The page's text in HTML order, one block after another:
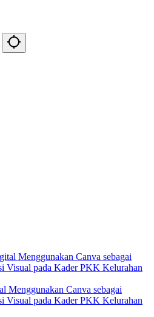
Menggunakan Canva sebagai
Visual pada Kader PKK Kelurahan